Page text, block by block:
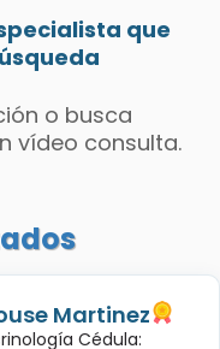
que
o busca
vídeo consulta.
Martinez
Cédula: